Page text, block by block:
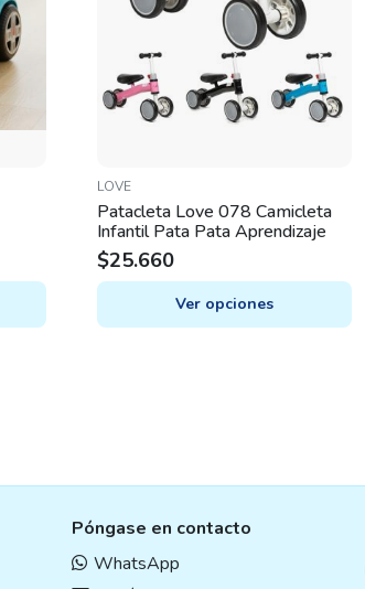
Celeste, Rosa, Verde
LOVE
Patacleta Love 078 Camicleta
Infantil Pata Pata Aprendizaje
$25.660
Ver opciones
options
be
chosen
Póngase en contacto
WhatsApp